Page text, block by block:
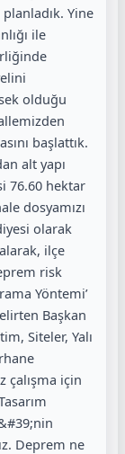
planladık. Yine
ile
olduğu
başlattık.
alt yapı
76.60 hektar
dosyamızı
olarak
ilçe
risk
Yöntemi’
Başkan
Siteler, Yalı
çalışma için
Deprem ne